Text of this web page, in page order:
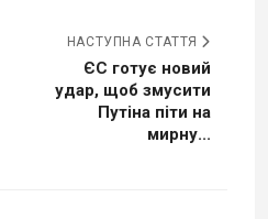
НАСТУПНА СТАТТЯ
ЄС готує новий
удар, щоб змусити
Путіна піти на
мирну...